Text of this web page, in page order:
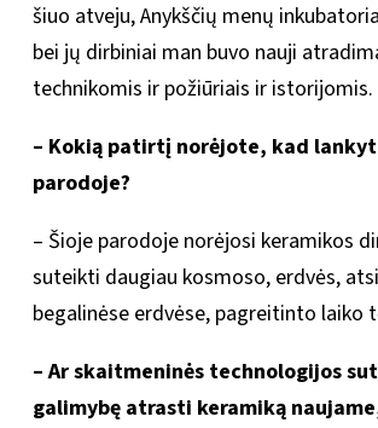
šiuo atveju, Anykščių menų
bei jų dirbiniai man buvo nauji
technikomis ir požiūriais ir istorijomis.
– Kokią patirtį norėjote, kad
parodoje?
– Šioje parodoje norėjosi keramikos
suteikti daugiau kosmoso, erdvės,
begalinėse erdvėse, pagreitinto laiko
– Ar skaitmeninės technologijos
galimybę atrasti keramiką